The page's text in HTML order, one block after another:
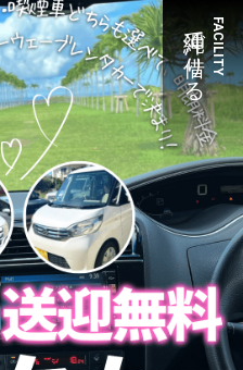
FACILITY
沖縄で借りる